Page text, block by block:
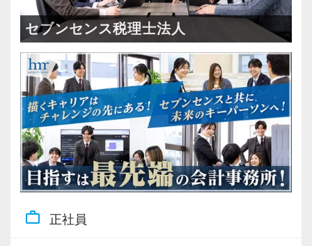
＜成長中の税理士法人＞
・全国14拠点で事業展開
・従業員240名以上に拡大
・会計・税務・財務・労務まで対応
・専門家が在籍しワンストップ支援
＜学びを後押し＞
・書籍購入費／研修費は全額会社負担
・隔月で税法・実務の学習会あり
・資格取得を目指す社員が多数
＜募集の背景＞
セブンセンス税理士法人
work_outline 正社員